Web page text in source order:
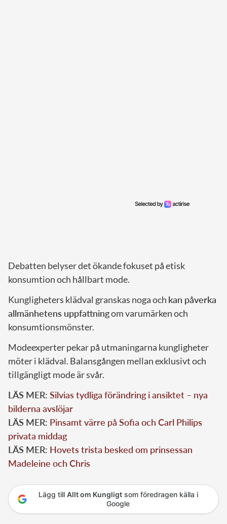
Debatten belyser det ökande fokuset på etisk
konsumtion och hållbart mode.
Kungligheters klädval granskas noga och kan påverka
allmänhetens uppfattningom varumärken och
konsumtionsmönster.
Modeexperter pekar på utmaningarna kungligheter
möter i klädval. Balansgången mellan exklusivt och
tillgängligt mode är svår.
LÄS MER: Silvias tydliga förändring i ansiktet – nya
bilderna avslöjar
LÄS MER: Pinsamt värre på Sofia och Carl Philips
privata middag
LÄS MER: Hovets trista besked om prinsessan
Madeleine och Chris
Lägg till Allt om Kungligtsom föredragen källa i
Google